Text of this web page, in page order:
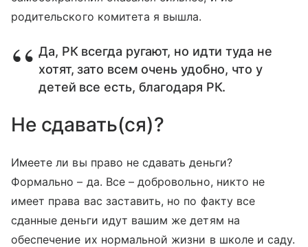
родительского комитета я вышла.
Да, РК всегда ругают, но идти туда не
хотят, зато всем очень удобно, что у
детей все есть, благодаря РК.
Не сдавать(ся)?
Имеете ли вы право не сдавать деньги?
Формально – да. Все – добровольно, никто не
имеет права вас заставить, но по факту все
сданные деньги идут вашим же детям на
обеспечение их нормальной жизни в школе и саду.